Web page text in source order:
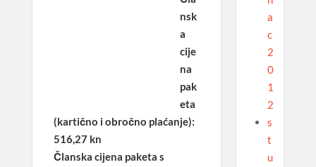
nsk
a
cije
na
pak
eta
(kartično i obročno plaćanje):
516,27 kn
Članska cijena paketa s
a
c
2
0
1
2
s
t
u